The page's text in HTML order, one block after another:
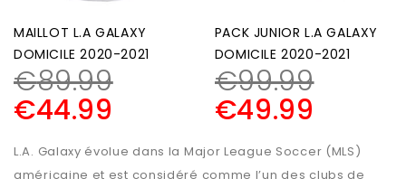
MAILLOT L.A GALAXY
DOMICILE 2020-2021
€89.99
€44.99
PACK JUNIOR L.A GALAXY
DOMICILE 2020-2021
€99.99
€49.99
L.A. Galaxy évolue dans la Major League Soccer (MLS)
américaine et est considéré comme l’un des clubs de